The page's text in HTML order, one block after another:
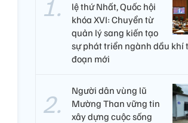
lệ thứ Nhất, Quốc hội
khóa XVI: Chuyển từ
quản lý sang kiến tạo
sự phát triển ngành dầu khí
đoạn mới
Người dân vùng lũ
Mường Than vững tin
xây dựng cuộc sống